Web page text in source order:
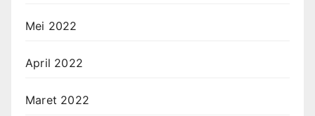
Mei 2022
April 2022
Maret 2022